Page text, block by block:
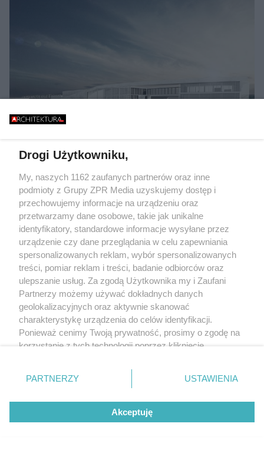
Autor: archiwum prywatne/ Materiały prasowe
Temat:Centrum Koordynacji Ratownictwa
WOPR przy ul. L. Heyki 28 w Szczecinie
Autorka:mgr inż. arch. Iga Śmierzchalska
Promotor:dr hab. inż. arch. Krzysztof Bizio
Nominacja do Nagrody SARP im. Zbyszka
Zawistowskiego
Opis autorski (fragment)
Teren opracowania znajduje się w obszarze
bliskości portu morskiego Szczecin. Autorka
zdecydowała się wykorzystać realne potrzeby
inwestycyjne i poprzez poszerzenie programu o
ogólnodostępne funkcje publiczne potraktować
Drogi Użytkowniku,
My, naszych 1162 zaufanych partnerów oraz inne
podmioty z Grupy ZPR Media uzyskujemy dostęp i
przechowujemy informacje na urządzeniu oraz
przetwarzamy dane osobowe, takie jak unikalne
identyfikatory, standardowe informacje wysyłane przez
urządzenie czy dane przeglądania w celu zapewniania
spersonalizowanych reklam, wybór spersonalizowanych
treści, pomiar reklam i treści, badanie odbiorców oraz
ulepszanie usług. Za zgodą Użytkownika my i Zaufani
Partnerzy możemy używać dokładnych danych
geolokalizacyjnych oraz aktywnie skanować
charakterystykę urządzenia do celów identyfikacji.
Ponieważ cenimy Twoją prywatność, prosimy o zgodę na
korzystanie z tych technologii poprzez kliknięcie
zmienić/wycofać klikając przycisk ustawień prywatności
znajdujący się w lewym dolnym rogu strony
rodzaje przetwarzania danych nie wymagają zgody
użytkownika, ale masz prawo sprzeciwić się takiemu
przetwarzaniu. Preferencje będą miały zastosowanie tylko
PARTNERZY USTAWIENIA
Akceptuję